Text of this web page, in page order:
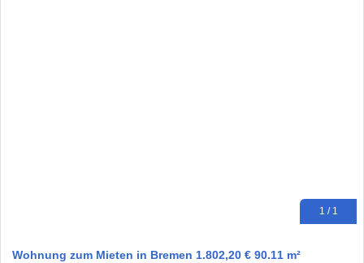
1 / 1
Wohnung zum Mieten in Bremen 1.802,20 € 90.11 m²